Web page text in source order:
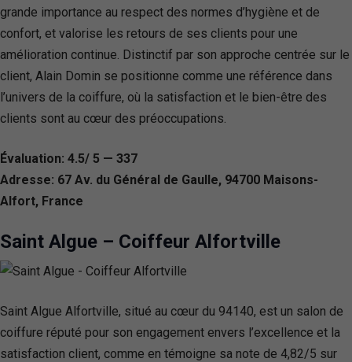
grande importance au respect des normes d’hygiène et de
confort, et valorise les retours de ses clients pour une
amélioration continue. Distinctif par son approche centrée sur le
client, Alain Domin se positionne comme une référence dans
l’univers de la coiffure, où la satisfaction et le bien-être des
clients sont au cœur des préoccupations.
Évaluation: 4.5/ 5 — 337
Adresse: 67 Av. du Général de Gaulle, 94700 Maisons-
Alfort, France
Saint Algue – Coiffeur Alfortville
Saint Algue Alfortville, situé au cœur du 94140, est un salon de
coiffure réputé pour son engagement envers l’excellence et la
satisfaction client, comme en témoigne sa note de 4,82/5 sur